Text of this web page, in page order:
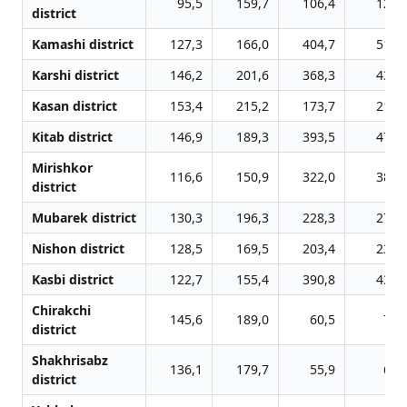
district
Kamashi district 127,3 166,0 404,7
Karshi district
146,2 201,6 368,3
Kasan district
153,4 215,2 173,7
Kitab district
146,9 189,3 393,5
Mirishkor
district
116,6 150,9 322,0
Mubarek district 130,3 196,3 228,3
Nishon district
128,5 169,5 203,4
Kasbi district
122,7 155,4 390,8
Chirakchi
district
145,6 189,0 60,5
Shakhrisabz
district
136,1 179,7 55,9